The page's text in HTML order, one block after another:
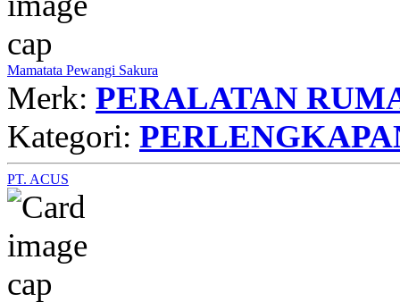
Mamatata Pewangi Sakura
Merk: PERALATAN
Kategori:
PT. ACUS